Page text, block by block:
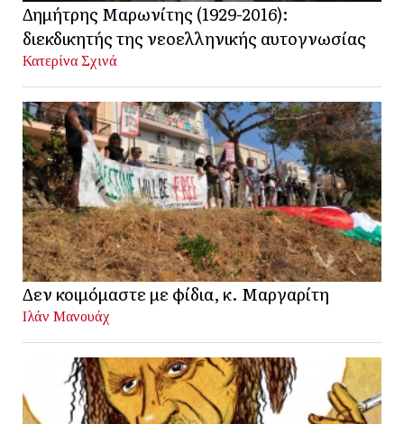
Δημήτρης Μαρωνίτης (1929-2016):
διεκδικητής της νεοελληνικής αυτογνωσίας
Κατερίνα Σχινά
Δεν κοιμόμαστε με φίδια, κ. Μαργαρίτη
Ιλάν Μανουάχ